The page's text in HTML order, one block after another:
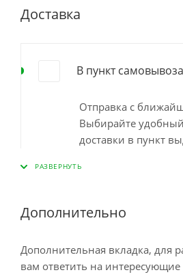
Доставка
В пункт
Отправка с
Выбирайте удобный
доставки в пункт
пункте самовывоза
Дополнительно
Дополнительная вкладка, для
вам ответить на интересующие